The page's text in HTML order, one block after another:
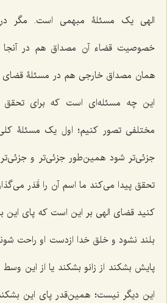
الهى یک مسئلۀ مبهمى است. مگر
خصوصیت قضاء آن مصداق هم در آنجا
همان مصداق خارجى هم در مسئلۀ قضاى
این چه مسئله‌اى است که براى تحقق
مختلفى تصور کنیم؛ اول یک مسئلۀ
جزئى‌تر شود همین‌طور جزئى‌تر و جزئى‌تر
تحقق پیدا مى‌کند ما اسم آن را قَدَر
کنید قضاى الهى بر این است که پاى این
بلند نشود و خلق خدا ازدست او راحت
پایش بشکند از زانو بشکند یا از این وسط
این دیگر نیست؛ همین‌قدر پاى این